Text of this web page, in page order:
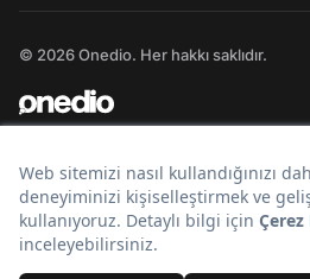
© 2026 Onedio. Her hakkı saklıdır.
Bir markasıdır.